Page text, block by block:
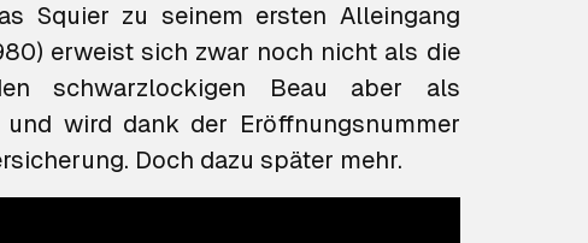
Squier zu seinem ersten Alleingang
erweist sich zwar noch nicht als die
schwarzlockigen Beau aber als
Doch dazu später mehr.